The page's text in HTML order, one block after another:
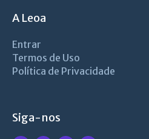
A Leoa
Entrar
Termos de Uso
Política de Privacidade
Siga-nos